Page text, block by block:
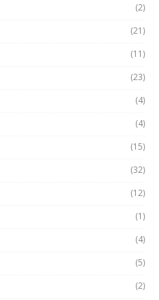
(2)
(21)
(11)
(23)
(4)
(4)
(15)
(32)
(12)
(1)
(4)
(5)
(2)